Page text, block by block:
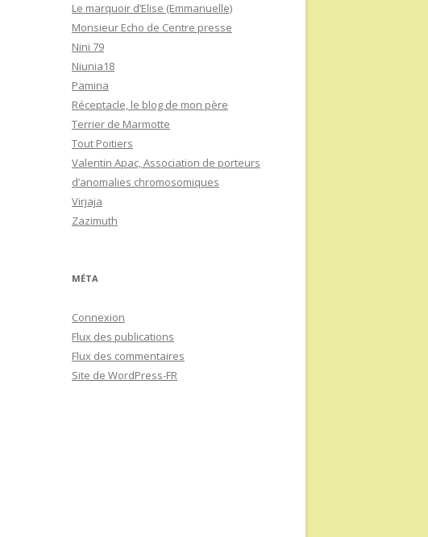
Le marquoir d’Elise (Emmanuelle)
Monsieur Echo de Centre presse
Nini 79
Niunia18
Pamina
Réceptacle, le blog de mon père
Terrier de Marmotte
Tout Poitiers
Valentin Apac, Association de porteurs
d’anomalies chromosomiques
Virjaja
Zazimuth
MÉTA
Connexion
Flux des publications
Flux des commentaires
Site de WordPress-FR